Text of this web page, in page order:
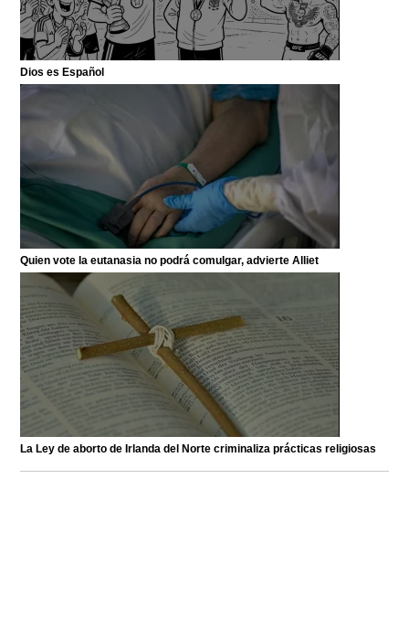
Dios es Español
Quien vote la eutanasia no podrá comulgar, advierte Alliet
La Ley de aborto de Irlanda del Norte criminaliza prácticas religiosas